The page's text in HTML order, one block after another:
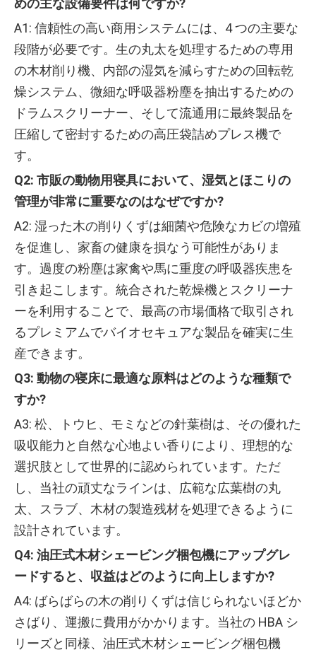
A1: 信頼性の高い商用システムには、4 つの主要な
段階が必要です。生の丸太を処理するための専用
の木材削り機、内部の湿気を減らすための回転乾
燥システム、微細な呼吸器粉塵を抽出するための
ドラムスクリーナー、そして流通用に最終製品を
圧縮して密封するための高圧袋詰めプレス機で
す。
Q2: 市販の動物用寝具において、湿気とほこりの
管理が非常に重要なのはなぜですか?
A2: 湿った木の削りくずは細菌や危険なカビの増殖
を促進し、家畜の健康を損なう可能性がありま
す。過度の粉塵は家禽や馬に重度の呼吸器疾患を
引き起こします。統合された乾燥機とスクリーナ
ーを利用することで、最高の市場価格で取引され
るプレミアムでバイオセキュアな製品を確実に生
産できます。
Q3: 動物の寝床に最適な原料はどのような種類で
すか?
A3: 松、トウヒ、モミなどの針葉樹は、その優れた
吸収能力と自然な心地よい香りにより、理想的な
選択肢として世界的に認められています。ただ
し、当社の頑丈なラインは、広範な広葉樹の丸
太、スラブ、木材の製造残材を処理できるように
設計されています。
Q4: 油圧式木材シェービング梱包機にアップグレ
ードすると、収益はどのように向上しますか?
A4: ばらばらの木の削りくずは信じられないほどか
さばり、運搬に費用がかかります。当社の HBA シ
リーズと同様、油圧式木材シェービング梱包機